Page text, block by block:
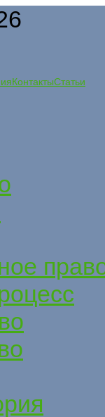
КонтактыСтатьи